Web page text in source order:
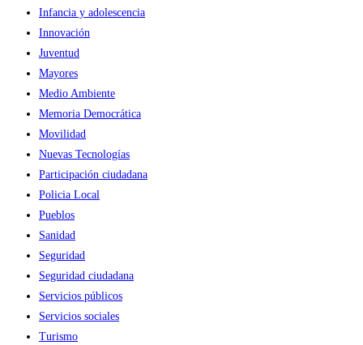
Infancia y adolescencia
Innovación
Juventud
Mayores
Medio Ambiente
Memoria Democrática
Movilidad
Nuevas Tecnologías
Participación ciudadana
Policia Local
Pueblos
Sanidad
Seguridad
Seguridad ciudadana
Servicios públicos
Servicios sociales
Turismo